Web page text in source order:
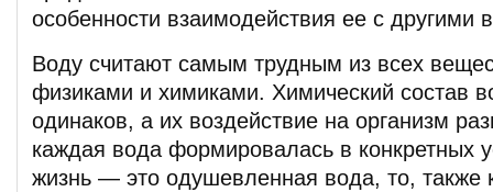
особенности взаимодействия ее с другими
Воду считают самым трудным из всех
физиками и химиками. Химический состав
одинаков, а их воздействие на организм
каждая вода формировалась в конкретных
жизнь — это одушевленная вода, то, также